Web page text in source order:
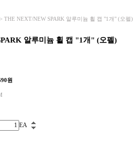
> THE NEXT/NEW SPARK 알루미늄 휠 캡 "1개" (오펠)
알루미늄 휠 캡 "1개" (오펠)
원
EA